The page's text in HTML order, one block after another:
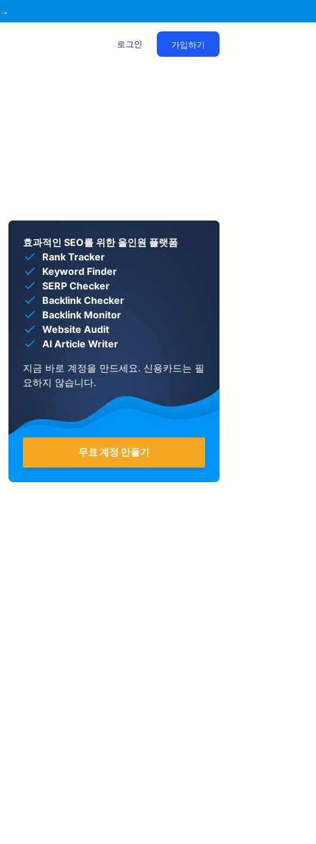
→
로그인 가입하기
효과적인 SEO를 위한 올인원 플랫폼
Rank Tracker
Keyword Finder
SERP Checker
Backlink Checker
Backlink Monitor
Website Audit
AI Article Writer
지금 바로 계정을 만드세요. 신용카드는 필
요하지 않습니다.
무료 계정 만들기